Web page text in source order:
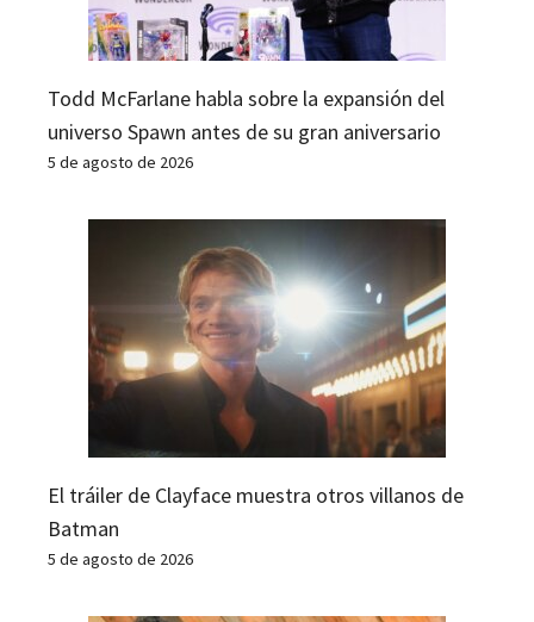
Todd McFarlane habla sobre la expansión del
universo Spawn antes de su gran aniversario
5 de agosto de 2026
El tráiler de Clayface muestra otros villanos de
Batman
5 de agosto de 2026